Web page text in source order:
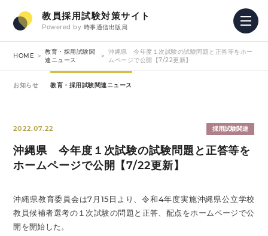
教員採用試験対策サイト
Powered by 時事通信出版局
HOME
教育・採用試験関
連ニュース
沖縄県 今年度１次試験の試験問題と正答等をホー
ムページで公開【7/22更新】
お知らせ 教育・採用試験関連ニュース
2022.07.22 採用試験関連
沖縄県 今年度１次試験の試験問題と正答等を
ホームページで公開【7/22更新】
沖縄県教育委員会は7月15日より、令和4年度実施沖縄県公立学校
教員候補者選考の１次試験の問題と正答、配点をホームページで公
開を開始した。